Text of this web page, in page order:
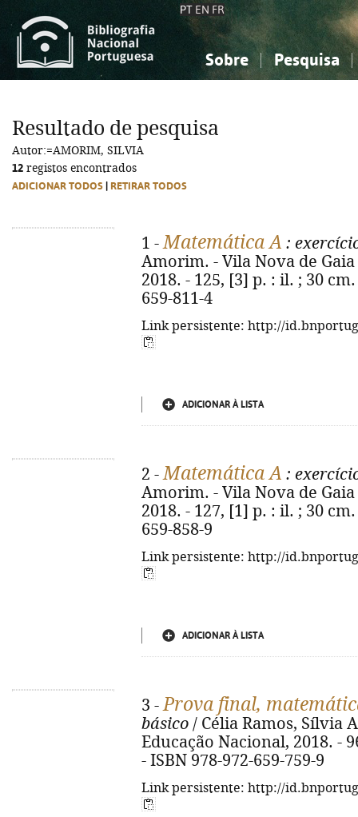
PT EN FR
Sobre Pesquisa
Ciências sociais...
Ciências sociais...
Resultado de pesquisa
Autor:=AMORIM, SILVIA
12 registos encontrados
ADICIONAR TODOS RETIRAR TODOS
1 -Matemática A :
Amorim. - Vila Nova de
2018. - 125, [3] p. : il. ; 30
659-811-4
Link persistente: http://
ADICIONAR À LISTA
2 -Matemática A :
Amorim. - Vila Nova de
2018. - 127, [1] p. : il. ; 30
659-858-9
Link persistente: http://
ADICIONAR À LISTA
3 -Prova final,
básico / Célia Ramos, Sílvia
Educação Nacional, 2018. -
- ISBN 978-972-659-759-9
Link persistente: http://